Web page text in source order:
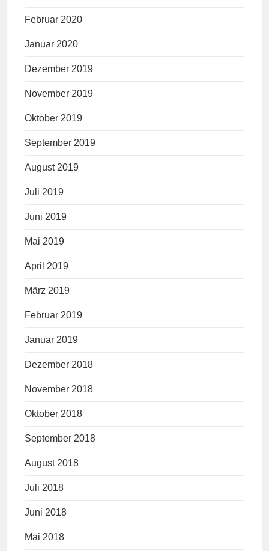
Februar 2020
Januar 2020
Dezember 2019
November 2019
Oktober 2019
September 2019
August 2019
Juli 2019
Juni 2019
Mai 2019
April 2019
März 2019
Februar 2019
Januar 2019
Dezember 2018
November 2018
Oktober 2018
September 2018
August 2018
Juli 2018
Juni 2018
Mai 2018